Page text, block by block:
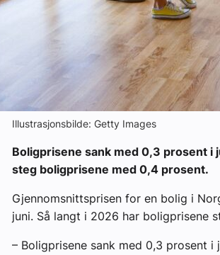
Illustrasjonsbilde: Getty Images
Boligprisene sank med 0,3 prosent
steg boligprisene med 0,4 prosent.
Gjennomsnittsprisen for en bolig i
juni. Så langt i 2026 har boligprisene
– Boligprisene sank med 0,3 prosent